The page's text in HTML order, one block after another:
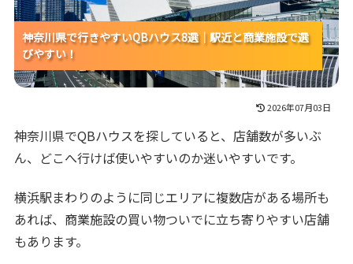
神奈川県で行きやすいQBハウス8選｜駅近と商業施設で選
びやすい！
神奈川県で行きやすいQBハウス8選｜駅近と商業施設で選
びやすい！
神奈川県で行きやすいQBハウス8選｜駅近と商業施設で選
びやすい！
2026年07月03日
神奈川県でQBハウスを探していると、店舗数が多いぶ
ん、どこへ行けば使いやすいのか迷いやすいです。
横浜駅まわりのように同じエリアに複数店がある場所も
あれば、商業施設の買い物ついでに立ち寄りやすい店舗
もあります。